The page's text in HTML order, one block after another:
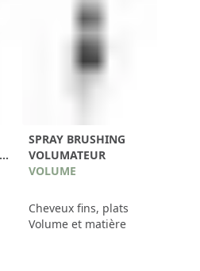
SPRAY BRUSHING
VOLUMATEUR
VOLUME
Cheveux fins, plats
Volume et matière